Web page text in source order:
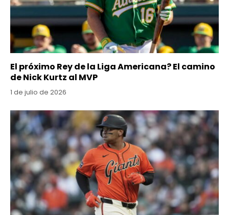
El próximo Rey de la Liga Americana? El camino
de Nick Kurtz al MVP
1 de julio de 2026